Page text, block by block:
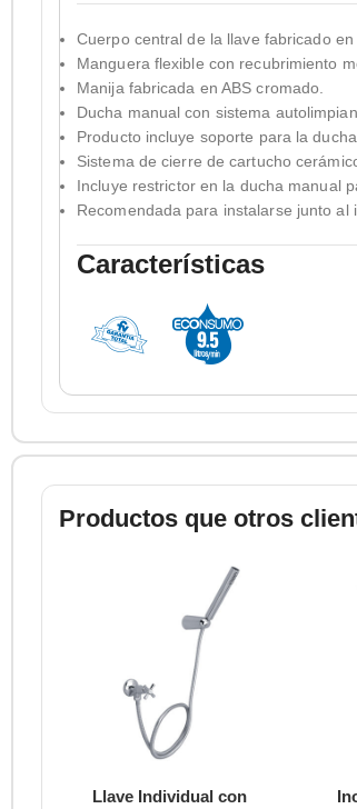
Cuerpo central de la llave fabricado
Manguera flexible con recubrimiento
Manija fabricada en ABS cromado.
Ducha manual con sistema
Producto incluye soporte para la
Sistema de cierre de cartucho
Incluye restrictor en la ducha manual
Recomendada para instalarse junto
Características
Productos que otros
Llave Individual con